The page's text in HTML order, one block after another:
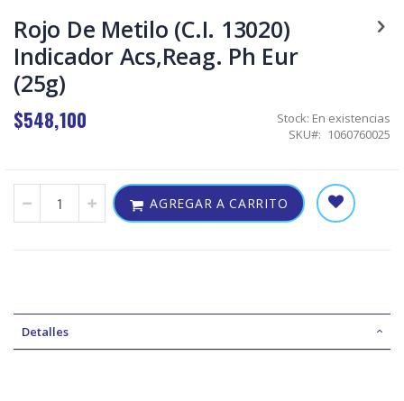
to
the
beginning
of
the
images
gallery
Rojo De Metilo (C.I. 13020)
Indicador Acs,Reag. Ph Eur
(25g)
$548,100 Stock: En existencias
SKU
1060760025
AGREGAR A CARRITO
Detalles